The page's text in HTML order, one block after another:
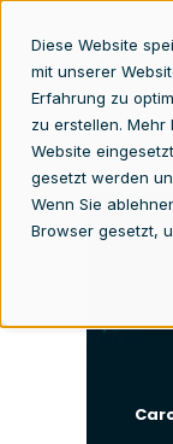
Diese Website
mit unserer
Erfahrung zu
zu erstellen.
Website
gesetzt werden
Wenn Sie
Browser gesetzt,